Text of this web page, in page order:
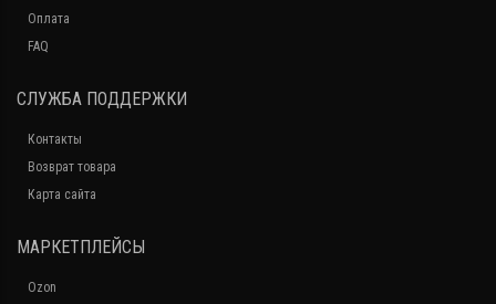
Оплата
FAQ
СЛУЖБА ПОДДЕРЖКИ
Контакты
Возврат товара
Карта сайта
МАРКЕТПЛЕЙСЫ
Ozon